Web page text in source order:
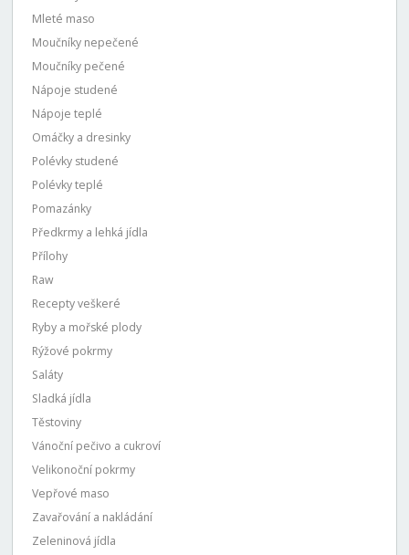
Mleté maso
Moučníky nepečené
Moučníky pečené
Nápoje studené
Nápoje teplé
Omáčky a dresinky
Polévky studené
Polévky teplé
Pomazánky
Předkrmy a lehká jídla
Přílohy
Raw
Recepty veškeré
Ryby a mořské plody
Rýžové pokrmy
Saláty
Sladká jídla
Těstoviny
Vánoční pečivo a cukroví
Velikonoční pokrmy
Vepřové maso
Zavařování a nakládání
Zeleninová jídla